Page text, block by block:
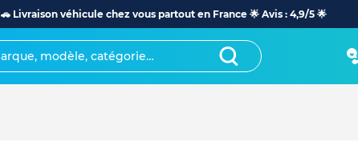
🚗 Livraison véhicule chez vous partout en France 🌟 Avis : 4,9/5 🌟